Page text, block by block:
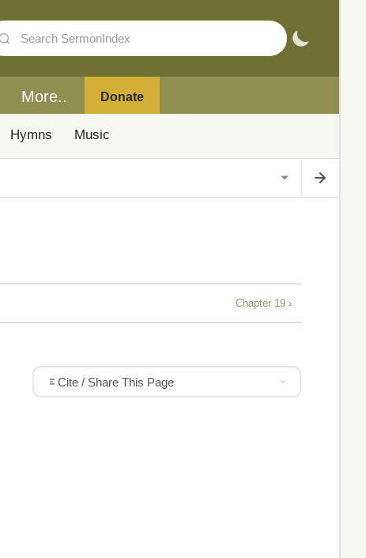
More.. Donate
Hymns Music
Chapter 19 ›
Cite / Share This Page